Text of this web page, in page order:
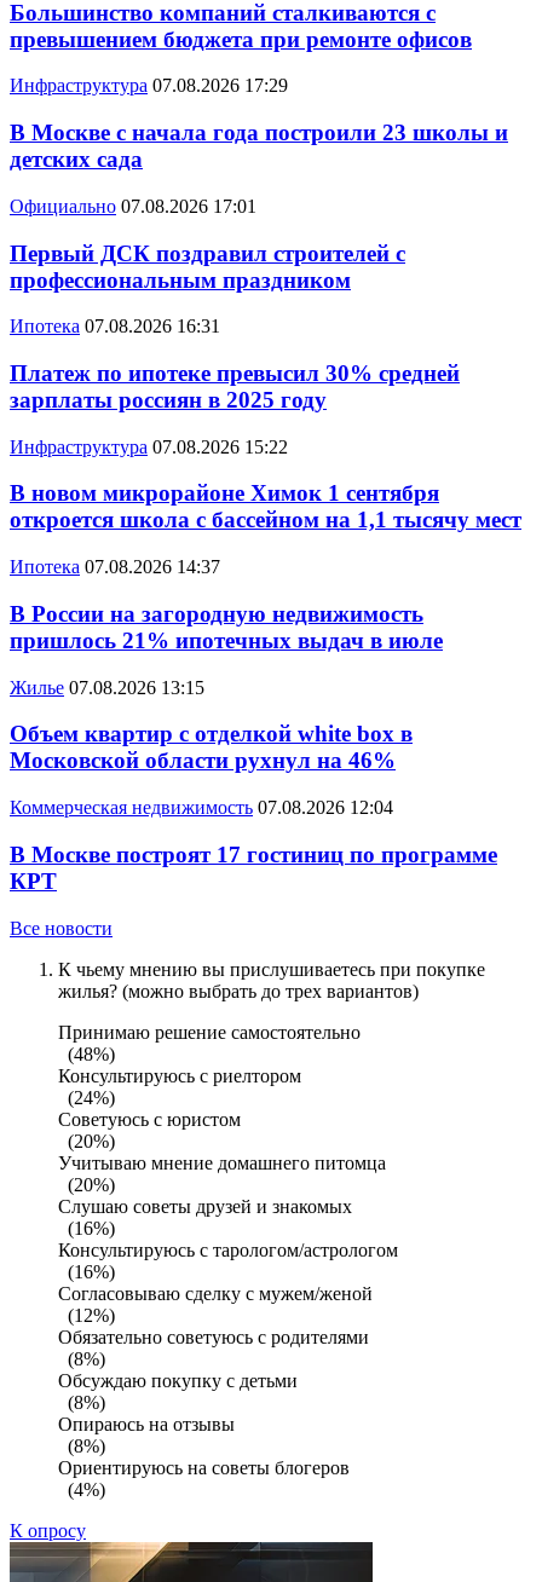
Большинство компаний сталкиваются с
превышением бюджета при ремонте офисов
Инфраструктура 07.08.2026 17:29
В Москве с начала года построили 23 школы и
детских сада
Официально 07.08.2026 17:01
Первый ДСК поздравил строителей с
профессиональным праздником
Ипотека 07.08.2026 16:31
Платеж по ипотеке превысил 30% средней
зарплаты россиян в 2025 году
Инфраструктура 07.08.2026 15:22
В новом микрорайоне Химок 1 сентября
откроется школа с бассейном на 1,1 тысячу мест
Ипотека 07.08.2026 14:37
В России на загородную недвижимость
пришлось 21% ипотечных выдач в июле
Жилье 07.08.2026 13:15
Объем квартир с отделкой white box в
Московской области рухнул на 46%
Коммерческая недвижимость 07.08.2026 12:04
В Москве построят 17 гостиниц по программе
КРТ
Все новости
К чьему мнению вы прислушиваетесь при покупке
жилья? (можно выбрать до трех вариантов)
Принимаю решение самостоятельно
(48%)
Консультируюсь с риелтором
(24%)
Советуюсь с юристом
(20%)
Учитываю мнение домашнего питомца
(20%)
Слушаю советы друзей и знакомых
(16%)
Консультируюсь с тарологом/астрологом
(16%)
Согласовываю сделку с мужем/женой
(12%)
Обязательно советуюсь с родителями
(8%)
Обсуждаю покупку с детьми
(8%)
Опираюсь на отзывы
(8%)
Ориентируюсь на советы блогеров
(4%)
К опросу